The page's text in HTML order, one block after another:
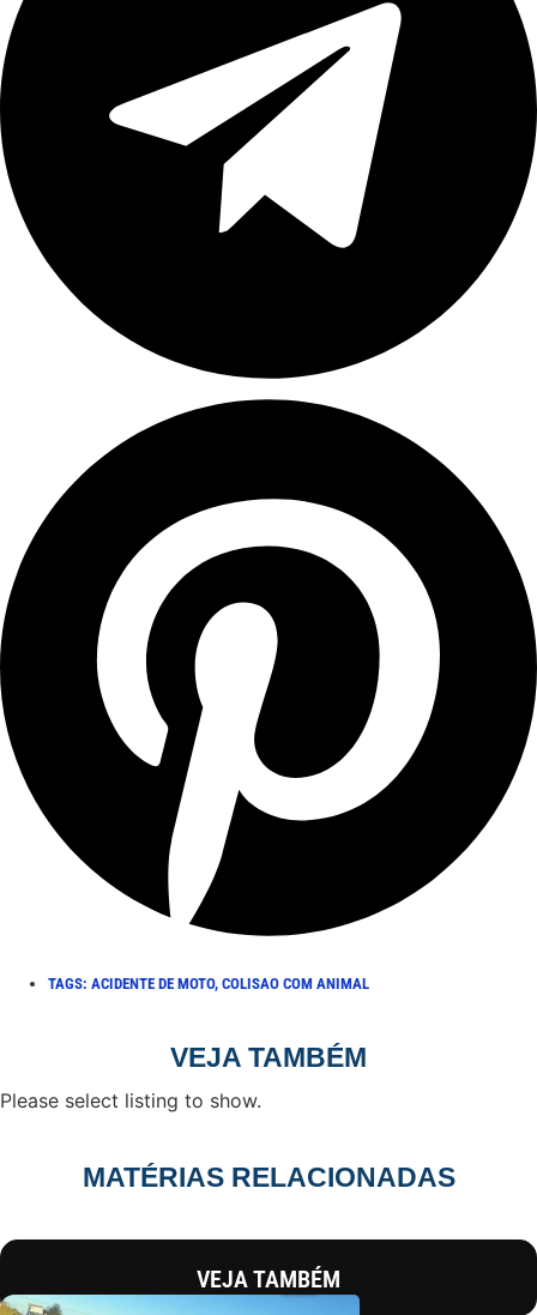
TAGS: ACIDENTE DE MOTO, COLISAO COM ANIMAL
VEJA TAMBÉM
Please select listing to show.
MATÉRIAS RELACIONADAS
VEJA TAMBÉM